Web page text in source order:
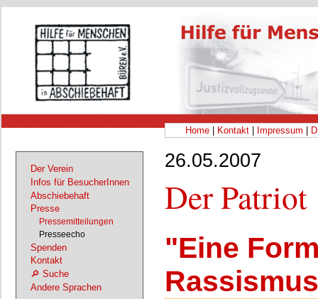
Home| Kontakt| Impressum
26.05.2007
Der Patriot
"Eine
Der Verein
Infos für BesucherInnen
Abschiebehaft
Presse
Pressemitteilungen
Presseecho
Spenden
Kontakt
🔎 Suche
Andere Sprachen